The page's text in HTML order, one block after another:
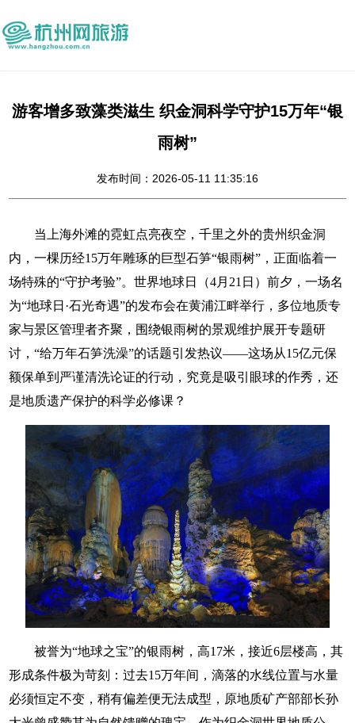
游客增多致藻类滋生 织金洞科学守护15万年“银
雨树”
发布时间：2026-05-11 11:35:16
当上海外滩的霓虹点亮夜空，千里之外的贵州织金洞
内，一棵历经15万年雕琢的巨型石笋“银雨树”，正面临着一
场特殊的“守护考验”。世界地球日（4月21日）前夕，一场名
为“地球日·石光奇遇”的发布会在黄浦江畔举行，多位地质专
家与景区管理者齐聚，围绕银雨树的景观维护展开专题研
讨，“给万年石笋洗澡”的话题引发热议——这场从15亿元保
额保单到严谨清洗论证的行动，究竟是吸引眼球的作秀，还
是地质遗产保护的科学必修课？
被誉为“地球之宝”的银雨树，高17米，接近6层楼高，其
形成条件极为苛刻：过去15万年间，滴落的水线位置与水量
必须恒定不变，稍有偏差便无法成型，原地质矿产部部长孙